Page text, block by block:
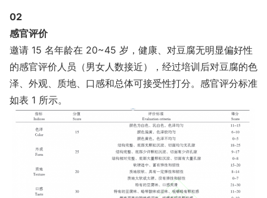
02
感官评价
邀请 15 名年龄在 20~45 岁，健康、对豆腐无明显偏好性
的感官评价人员（男女人数接近），经过培训后对豆腐的色
泽、外观、质地、口感和总体可接受性打分。感官评分标准
如表 1 所示。